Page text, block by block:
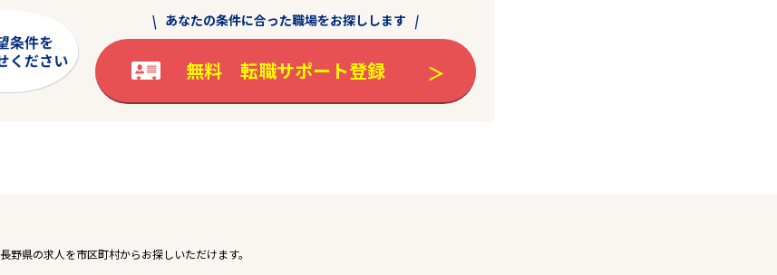
あなたの条件に合った職場をお探しします
無料 転職サポート登録
長野県の求人を市区町村からお探しいただけます。